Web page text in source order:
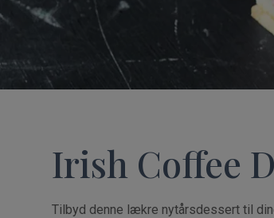
Irish Coffee
Tilbyd denne lækre nytårsdessert til
Waffle Supply